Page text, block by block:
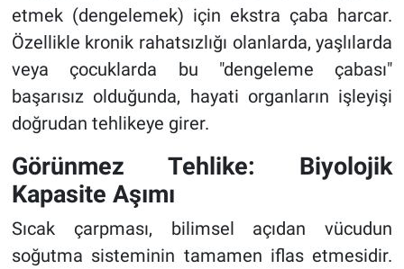
etmek (dengelemek) için ekstra çaba harcar.
Özellikle kronik rahatsızlığı olanlarda, yaşlılarda
veya çocuklarda bu "dengeleme çabası"
başarısız olduğunda, hayati organların işleyişi
doğrudan tehlikeye girer.
Görünmez Tehlike: Biyolojik
Kapasite Aşımı
Sıcak çarpması, bilimsel açıdan vücudun
soğutma sisteminin tamamen iflas etmesidir.